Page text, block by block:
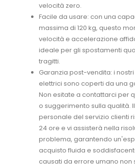
velocità zero.
Facile da usare: con una
massima di 120 kg, questo
velocità e accelerazione
ideale per gli spostamenti
tragitti.
Garanzia post-vendita: i
elettrici sono coperti da una
Non esitate a contattarci per
o suggerimento sulla qualità.
personale del servizio clienti
24 ore e vi assisterà nella
problema, garantendo
acquisto fluida e
causati da errore umano non